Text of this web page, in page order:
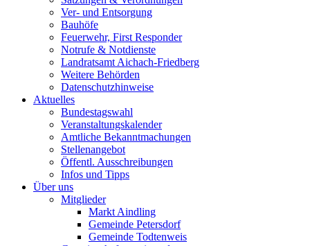
Ver- und Entsorgung
Bauhöfe
Feuerwehr, First Responder
Notrufe & Notdienste
Landratsamt Aichach-Friedberg
Weitere Behörden
Datenschutzhinweise
Aktuelles
Bundestagswahl
Veranstaltungskalender
Amtliche Bekanntmachungen
Stellenangebot
Öffentl. Ausschreibungen
Infos und Tipps
Über uns
Mitglieder
Markt Aindling
Gemeinde Petersdorf
Gemeinde Todtenweis